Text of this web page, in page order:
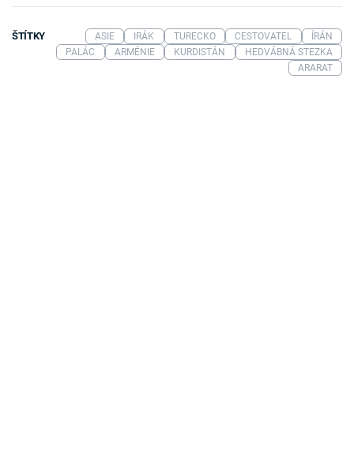
ŠTÍTKY ASIE IRÁK TURECKO CESTOVATEL
ÍRÁN
PALÁC
ARMÉNIE KURDISTÁN
HEDVÁBNÁ STEZKA
ARARAT